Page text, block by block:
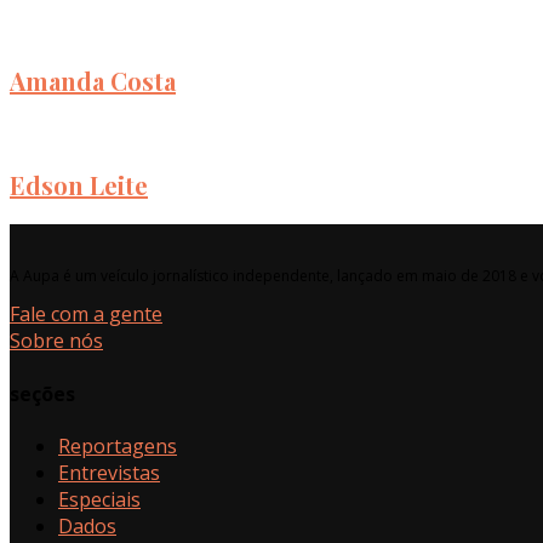
Amanda Costa
Edson Leite
Fale com a gente
Sobre nós
Reportagens
Entrevistas
Especiais
Dados